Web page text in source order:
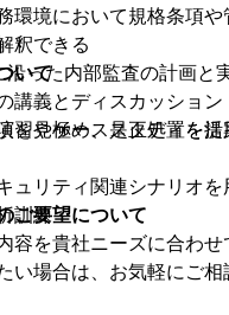
環境において規格条項
釈できる
沿った内部監査の計画と
を見極め、是正処置を提
いて
講義とディスカッション
習やケーススタディを活
ュリティ関連シナリオを
訓練
ご要望について
容を貴社ニーズに合わせ
い場合は、お気軽にご相